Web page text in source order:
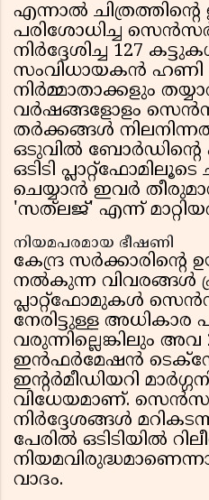
എന്നാൽ ചിത്രത്തിന്റെ
പരിശോധിച്ച
നിർദ്ദേശിച്ച 127
സംവിധായകൻ ഹണി
നിർമ്മാതാക്കളും
വർഷങ്ങളോളം
തർക്കങ്ങൾ
ഒടുവിൽ ബോർഡിന്റെ
ഒടിടി പ്ലാറ്റ്‌ഫോമിലൂടെ
ചെയ്യാൻ ഇവർ
'സത്‌ലജ്' എന്ന്
നിയമപരമായ ഭീഷണി
കേന്ദ്ര
നൽകുന്ന വിവരങ്ങൾ
പ്ലാറ്റ്‌ഫോമുകൾ
നേരിട്ടുള്ള അധികാര
വരുന്നില്ലെങ്കിലും അവ
ഇൻഫർമേഷൻ
ഇന്റർമീഡിയറി
വിധേയമാണ്.
നിർദ്ദേശങ്ങൾ
പേരിൽ ഒടിടിയിൽ
വാദം.